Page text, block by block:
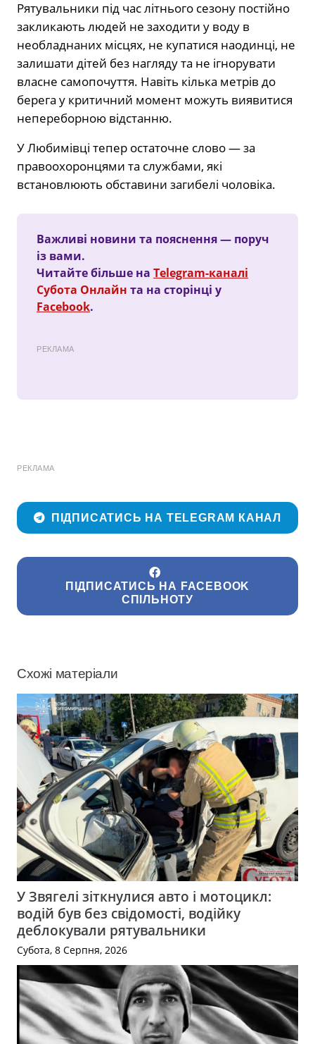
Рятувальники під час літнього сезону постійно
закликають людей не заходити у воду в
необладнаних місцях, не купатися наодинці, не
залишати дітей без нагляду та не ігнорувати
власне самопочуття. Навіть кілька метрів до
берега у критичний момент можуть виявитися
непереборною відстанню.
У Любимівці тепер остаточне слово — за
правоохоронцями та службами, які
встановлюють обставини загибелі чоловіка.
Важливі новини та пояснення — поруч
із вами.
Читайте більше на Telegram-каналі
Субота Онлайн та на сторінці у
Facebook.
РЕКЛАМА
РЕКЛАМА
ПІДПИСАТИСЬ НА TELEGRAM КАНАЛ
ПІДПИСАТИСЬ НА FACEBOOK
СПІЛЬНОТУ
Схожі матеріали
У Звягелі зіткнулися авто і мотоцикл:
водій був без свідомості, водійку
деблокували рятувальники
Субота, 8 Серпня, 2026